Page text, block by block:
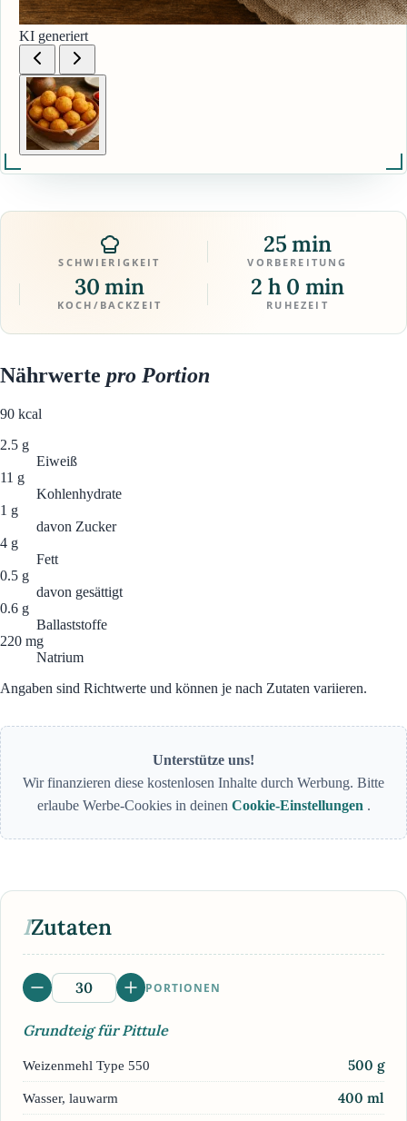
KI generiert
SCHWIERIGKEIT
25 min
VORBEREITUNG
30 min
KOCH/BACKZEIT
2 h 0 min
RUHEZEIT
Nährwerte pro Portion
90 kcal
2.5 g
Eiweiß
11 g
Kohlenhydrate
1 g
davon Zucker
4 g
Fett
0.5 g
davon gesättigt
0.6 g
Ballaststoffe
220 mg
Natrium
Angaben sind Richtwerte und können je nach Zutaten variieren.
Unterstütze uns!
Wir finanzieren diese kostenlosen Inhalte durch Werbung. Bitte
erlaube Werbe-Cookies in deinen Cookie-Einstellungen .
IZutaten
PORTIONEN
Grundteig für Pittule
Weizenmehl Type 550 500 g
Wasser, lauwarm 400 ml